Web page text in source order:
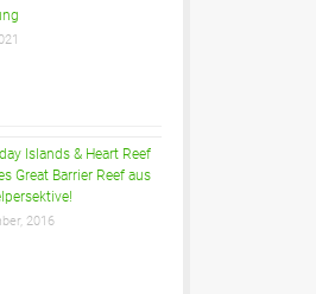
Islands & Heart Reef
Great Barrier Reef aus
2016